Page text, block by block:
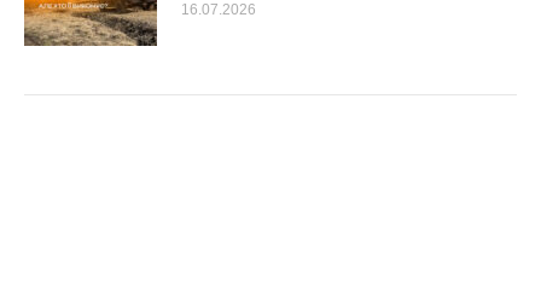
16.07.2026